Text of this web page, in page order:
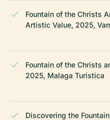
Fountain of the Christs
Artistic Value, 2025,
Fountain of the Christs
2025, Malaga Turistica
Discovering the